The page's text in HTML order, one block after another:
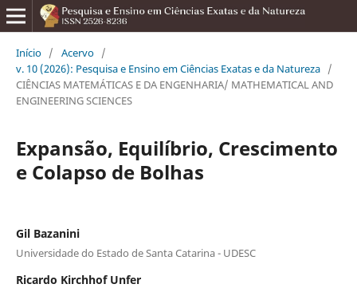
Início / Acervo /
v. 10 (2026): Pesquisa e Ensino em Ciências Exatas e da Natureza /
CIÊNCIAS MATEMÁTICAS E DA ENGENHARIA/ MATHEMATICAL AND
ENGINEERING SCIENCES
Expansão, Equilíbrio, Crescimento
e Colapso de Bolhas
Gil Bazanini
Universidade do Estado de Santa Catarina - UDESC
Ricardo Kirchhof Unfer